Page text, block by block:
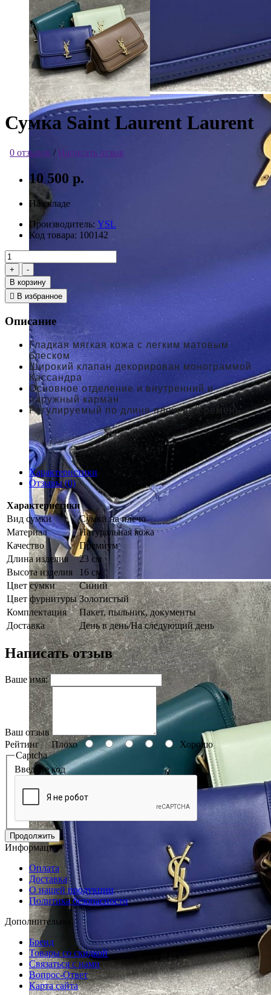
Сумка Saint Laurent Laurent
0 отзывов / Написать отзыв
10 500 р.
На складе
Производитель: YSL
Код товара: 100142
В корзину
В избранное
Описание
Гладкая мягкая кожа с легким матовым
блеском
Широкий клапан декорирован монограммой
Кассандра
Основное отделение и внутренний и
наружный карман
Регулируемый по длине плечевой ремень
Характеристики
Отзывы (0)
Характеристики
Вид сумки
Сумки на плечо
Материал
Натуральная кожа
Качество
Премиум
Длина изделия
23 см
Высота изделия
16 см
Цвет сумки
Синий
Цвет фурнитуры Золотистый
Комплектация
Пакет, пыльник, документы
Доставка
День в день/На следующий день
Написать отзыв
Ваше имя:
Ваш отзыв
РейтингПлохо
Хорошо
Captcha
Введите код
Продолжить
Информация
Оплата
Доставка
О нашей продукции
Политика безопасности
Дополнительно
Бренд
Товары со скидкой
Связаться с нами
Вопрос-Ответ
Карта сайта